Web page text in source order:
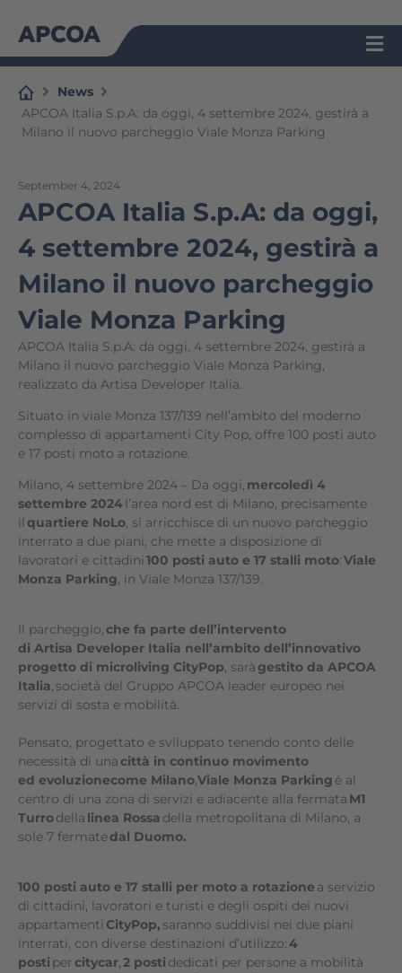
content
News
APCOA Italia S.p.A: da oggi, 4 settembre 2024, gestirà a
Milano il nuovo parcheggio Viale Monza Parking
September 4, 2024
APCOA Italia S.p.A: da oggi,
4 settembre 2024, gestirà a
Milano il nuovo parcheggio
Viale Monza Parking
APCOA Italia S.p.A: da oggi, 4 settembre 2024, gestirà a
Milano il nuovo parcheggio Viale Monza Parking,
realizzato da Artisa Developer Italia.
Situato in viale Monza 137/139 nell’ambito del moderno
complesso di appartamenti City Pop, offre 100 posti auto
e 17 posti moto a rotazione.
Milano, 4 settembre 2024 – Da oggi, mercoledì 4
settembre 2024l’area nord est di Milano, precisamente
il quartiere NoLo, si arricchisce di un nuovo parcheggio
interrato a due piani, che mette a disposizione di
lavoratori e cittadini100 posti auto e 17 stalli moto:Viale
Monza Parking, in Viale Monza 137/139.
Il parcheggio,che fa parte dell’intervento
di Artisa Developer Italia nell’ambito dell’innovativo
progetto di microliving CityPop, saràgestito da APCOA
Italia, società del Gruppo APCOA leader europeo nei
servizi di sosta e mobilità.
Pensato, progettato e sviluppato tenendo conto delle
necessità di unacittà in continuo movimento
ed evoluzionecome Milano,Viale Monza Parking è al
centro di una zona di servizi e adiacente alla fermata M1
Turrodella linea Rossa della metropolitana di Milano, a
sole 7 fermatedal Duomo.
100 posti auto e 17 stalli per moto a rotazione a servizio
di cittadini, lavoratori e turisti e degli ospiti dei nuovi
appartamenti CityPop, saranno suddivisi nei due piani
interrati, con diverse destinazioni d’utilizzo:4
posti percitycar,2 posti dedicati per persone a mobilità